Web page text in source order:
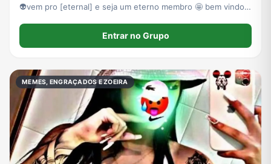
👽vem pro [eternal] e seja um eterno membro 🤩 bem vindos
Entrar no Grupo
MEMES, ENGRAÇADOS E ZOEIRA